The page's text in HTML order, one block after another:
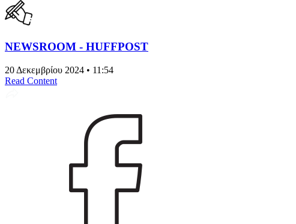
NEWSROOM - HUFFPOST
20 Δεκεμβρίου 2024 • 11:54
Read Content